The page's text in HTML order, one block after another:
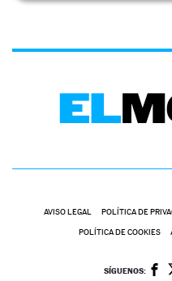
AVISO LEGAL POLÍTICA DE
POLÍTICA DE COOKIES
SÍGUENOS: